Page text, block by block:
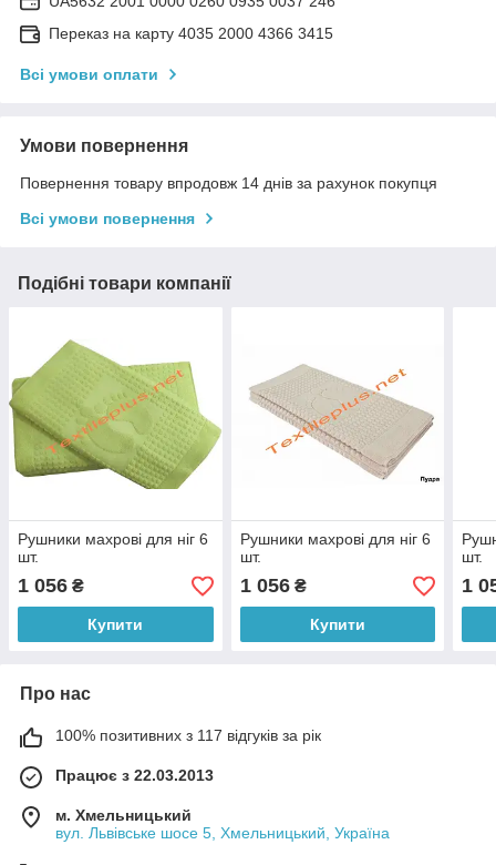
Переказ на карту 4035 2000 4366 3415
Всі умови оплати
Умови повернення
Повернення товару впродовж 14 днів за рахунок покупця
Всі умови повернення
Подібні товари компанії
Рушники махрові для ніг 6
шт.
1 056 ₴
Купити
Рушники махрові для ніг 6
шт.
1 056₴
Купити
шт.
1
Про нас
100% позитивних з 117 відгуків за рік
Працює з 22.03.2013
м. Хмельницький
вул. Львівське шосе 5, Хмельницький, Україна